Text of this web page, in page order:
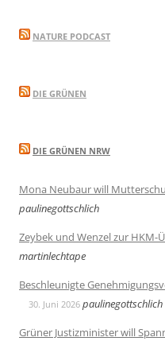
NATURE PODCAST
DIE GRÜNEN
DIE GRÜNEN NRW
Mona Neubaur will
paulinegottschlich
Zeybek und Wenzel zur HKM-
martinlechtape
Beschleunigte
30. Juni 2026 paulinegottschlich
Grüner Justizminister will